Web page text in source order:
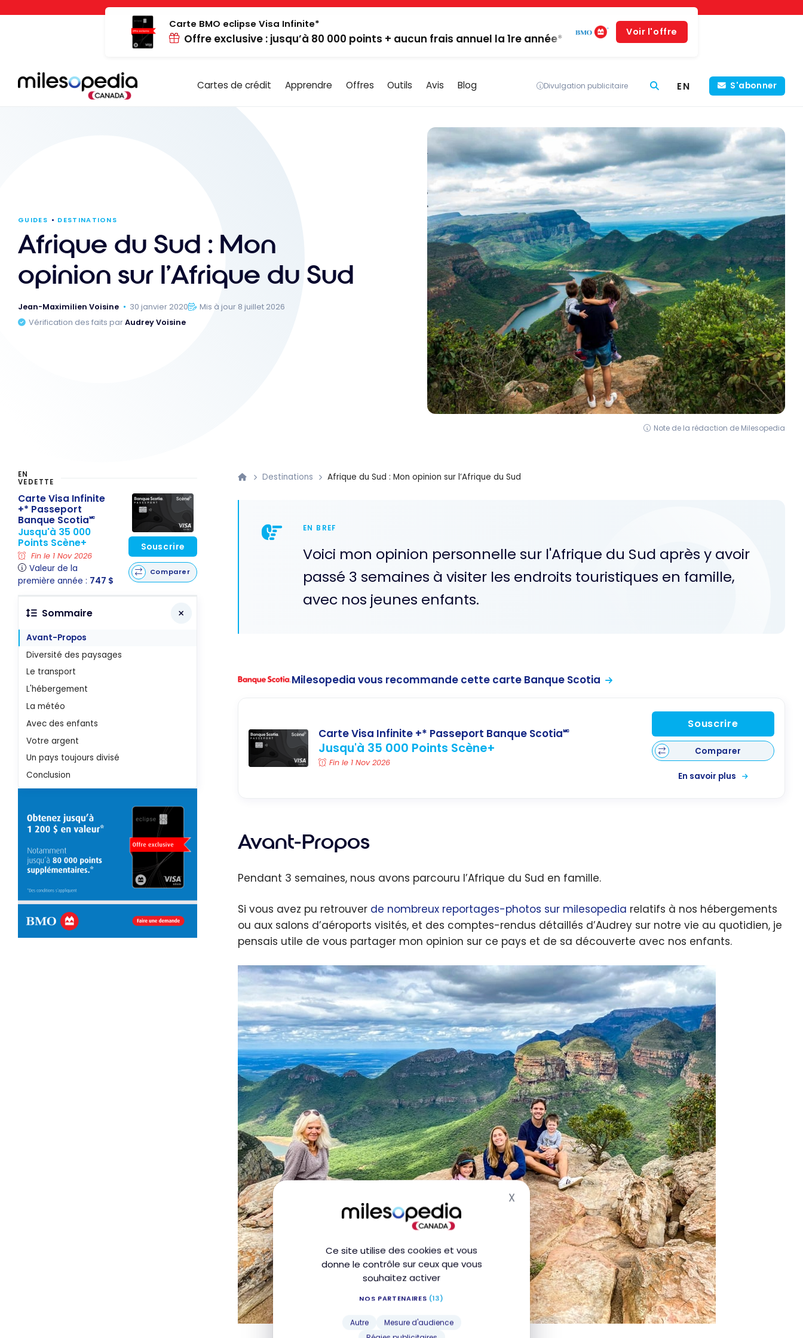
Panneau de gestion des cookies
Ce site utilise des cookies et vous
donne le contrôle sur ceux que vous
souhaitez activer
NOS PARTENAIRES (13)
Autre
Mesure d'audience
XMasquer le bandeau des cookies
Carte BMO eclipse Visa Infinite*
Offre exclusive : jusqu’à 80 000 points + aucun frais annuel la 1re année*
Voir l'offre
Cartes de crédit Apprendre Offres Outils Avis Blog Divulgation publicitaire EN S'abonner
GUIDES DESTINATIONS
Afrique du Sud : Mon
opinion sur l’Afrique du Sud
Jean-Maximilien Voisine 30 janvier 2020
Mis à jour 8 juillet 2026
Vérification des faits parAudrey Voisine
Note de la rédaction de Milesopedia
Destinations Afrique du Sud : Mon opinion sur l’Afrique du Sud
EN BREF
Voici mon opinion personnelle sur l'Afrique du Sud après y avoir
passé 3 semaines à visiter les endroits touristiques en famille,
avec nos jeunes enfants.
Milesopedia vous recommande cette carte Banque Scotia
Carte Visa Infinite +* Passeport Banque Scotia🅪
Jusqu'à 35 000 Points Scène+
Fin le 1 Nov 2026
Souscrire
Comparer
En savoir plus
Avant-Propos
Pendant 3 semaines, nous avons parcouru l’Afrique du Sud en famille.
Si vous avez pu retrouver de nombreux reportages-photos sur milesopedia relatifs à nos hébergements
ou aux salons d’aéroports visités, et des comptes-rendus détaillés d’Audrey sur notre vie au quotidien, je
pensais utile de vous partager mon opinion sur ce pays et de sa découverte avec nos enfants.
EN
VEDETTE
Carte Visa Infinite
+* Passeport
Banque Scotia🅪
Jusqu'à 35 000
Points Scène+
Fin le 1 Nov 2026
Valeur de la
première année : 747 $
Souscrire
Comparer
Sommaire
Avant-Propos
Diversité des paysages
Le transport
L'hébergement
La météo
Avec des enfants
Votre argent
Un pays toujours divisé
Conclusion